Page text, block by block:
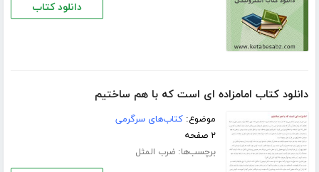
دانلود کتاب
دانلود کتاب امامزاده ای است که با هم ساختیم
موضوع:کتاب‌های سرگرمی
۲ صفحه
برچسب‌ها:ضرب المثل